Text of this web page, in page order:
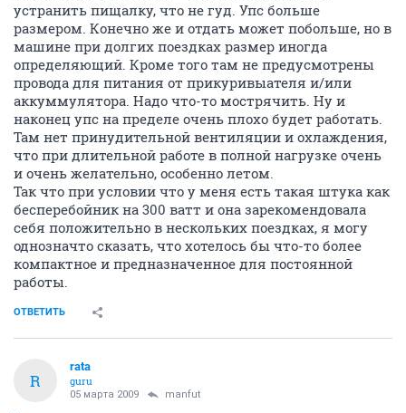
устранить пищалку, что не гуд. Упс больше
размером. Конечно же и отдать может побольше, но в
машине при долгих поездках размер иногда
определяющий. Кроме того там не предусмотрены
провода для питания от прикуривыателя и/или
аккуммулятора. Надо что-то мострячить. Ну и
наконец упс на пределе очень плохо будет работать.
Там нет принудительной вентиляции и охлаждения,
что при длительной работе в полной нагрузке очень
и очень желательно, особенно летом.
Так что при условии что у меня есть такая штука как
бесперебойник на 300 ватт и она зарекомендовала
себя положительно в нескольких поездках, я могу
однозначто сказать, что хотелось бы что-то более
компактное и предназначенное для постоянной
работы.
ОТВЕТИТЬ
R
rata
guru
05 марта 2009 manfut